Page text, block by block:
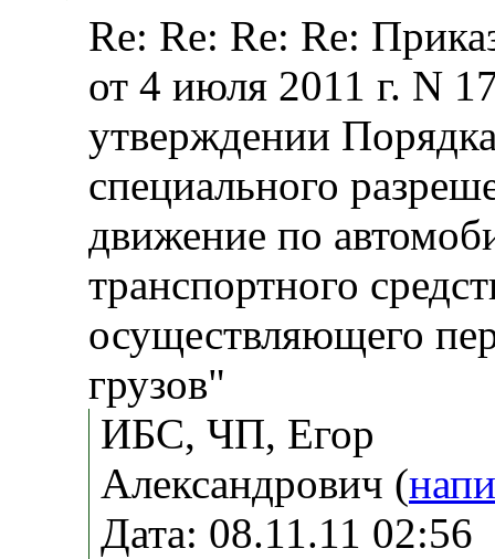
Re: Re: Re: Re:
от 4 июля 2011 г. N
утверждении
специального
движение по
транспортного
осуществляющего
грузов"
ИБС, ЧП, Егор
Александрович (
Дата: 08.11.11